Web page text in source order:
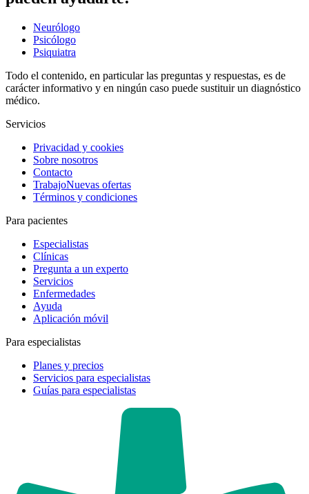
Neurólogo
Psicólogo
Psiquiatra
Todo el contenido, en particular las preguntas y respuestas, es de
carácter informativo y en ningún caso puede sustituir un diagnóstico
médico.
Servicios
Privacidad y cookies
Sobre nosotros
Contacto
TrabajoNuevas ofertas
Términos y condiciones
Para pacientes
Especialistas
Clínicas
Pregunta a un experto
Servicios
Enfermedades
Ayuda
Aplicación móvil
Para especialistas
Planes y precios
Servicios para especialistas
Guías para especialistas